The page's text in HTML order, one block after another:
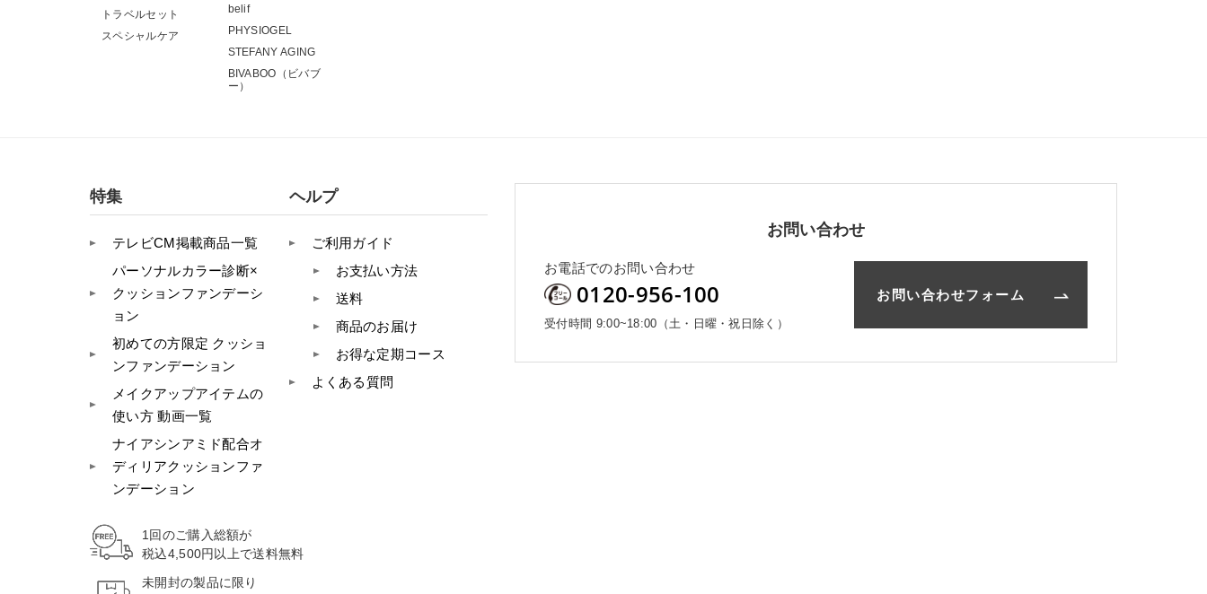
トラベルセット
スペシャルケア
belif
PHYSIOGEL
STEFANY AGING
BIVABOO（ビバブ
ー）
特集
テレビCM掲載商品一覧
パーソナルカラー診断×
クッションファンデーシ
ョン
初めての方限定 クッショ
ンファンデーション
メイクアップアイテムの
使い方 動画一覧
ナイアシンアミド配合オ
ディリアクッションファ
ンデーション
ヘルプ
ご利用ガイド
お支払い方法
送料
商品のお届け
お得な定期コース
よくある質問
1回のご購入総額が
税込4,500円以上で送料無料
未開封の製品に限り
お問い合わせ
お問い合わせフォーム
お電話でのお問い合わせ
0120-956-100
受付時間 9:00~18:00（土・日曜・祝日除く）